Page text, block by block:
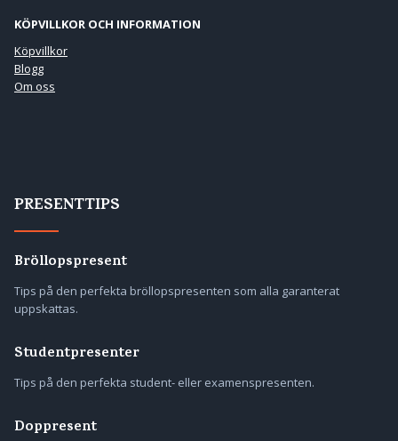
KÖPVILLKOR OCH INFORMATION
Köpvillkor
Blogg
Om oss
PRESENTTIPS
Bröllopspresent
Tips på den perfekta bröllopspresenten som alla garanterat
uppskattas.
Studentpresenter
Tips på den perfekta student- eller examenspresenten.
Doppresent